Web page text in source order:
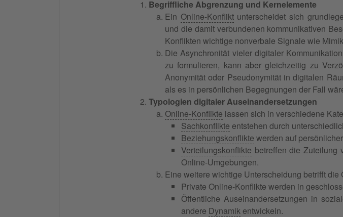
Begriffliche Abgrenzung und Kernelemente
Ein Online-Konfliktunterscheidet sich
und die damit verbundenen kommunikativen
Konflikten wichtige nonverbale Signale wie
Die Asynchronität vieler digitaler
zu formulieren, kann aber gleichzeitig zu
Anonymität oder Pseudonymität in digitalen
als es in persönlichen Begegnungen der Fall
Typologien digitaler Auseinandersetzungen
Online-Konflikte lassen sich in verschiedene
Sachkonflikte entstehen durch
Beziehungskonflikte werden auf
Verteilungskonflikte betreffen die Zuteilung
Online-Umgebungen.
Eine weitere wichtige Unterscheidung betrifft die
Private Online-Konflikte werden in
Öffentliche Auseinandersetzungen in
andere Dynamik entwickeln.